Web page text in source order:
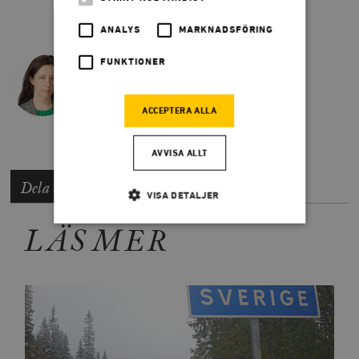
MARIA ERIKSSON
Dela artikeln
LÄS MER
ANALYS MARKNADSFÖRING
FUNKTIONER
ACCEPTERA ALLA
AVVISA ALLT
VISA DETALJER
kärnwebbplatsfunktioner som användarinloggning
och kontohantering. Webbplatsen kan inte användas
ordentligt utan strikt nödvändiga cookies.